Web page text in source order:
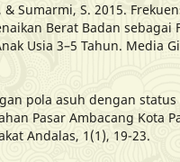
& Sumarmi, S. 2015.
Berat Badan sebagai
Usia 3–5 Tahun. Media
pola asuh dengan
Pasar Ambacang Kota
Andalas, 1(1), 19-23.